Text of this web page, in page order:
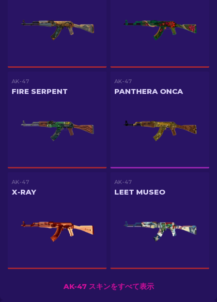
AK-47
FIRE SERPENT
AK-47
PANTHERA ONCA
AK-47
X-RAY
AK-47
LEET MUSEO
AK-47 スキンをすべて表示